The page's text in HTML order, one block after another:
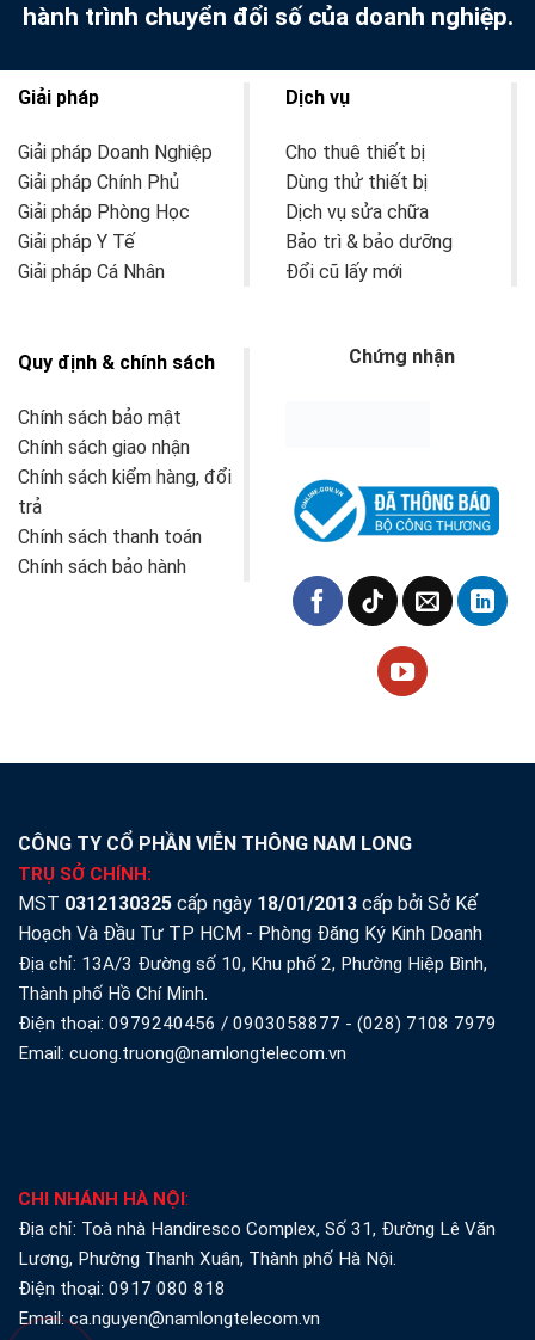
hành trình chuyển đổi số của doanh nghiệp.
Giải pháp
Giải pháp Doanh Nghiệp
Giải pháp Chính Phủ
Giải pháp Phòng Học
Giải pháp Y Tế
Giải pháp Cá Nhân
Dịch vụ
Cho thuê thiết bị
Dùng thử thiết bị
Dịch vụ sửa chữa
Bảo trì & bảo dưỡng
Đổi cũ lấy mới
Quy định & chính sách
Chính sách bảo mật
Chính sách giao nhận
Chính sách kiểm hàng, đổi
trả
Chính sách thanh toán
Chính sách bảo hành
Chứng nhận
CÔNG TY CỔ PHẦN VIỄN THÔNG NAM LONG
TRỤ SỞ CHÍNH:
MST 0312130325 cấp ngày 18/01/2013 cấp bởi Sở Kế
Hoạch Và Đầu Tư TP HCM - Phòng Đăng Ký Kinh Doanh
Địa chỉ: 13A/3 Đường số 10, Khu phố 2, Phường Hiệp Bình,
Thành phố Hồ Chí Minh.
Điện thoại: 0979240456 / 0903058877 - (028) 7108 7979
Email: cuong.truong@namlongtelecom.vn
CHI NHÁNH HÀ NỘI:
Địa chỉ: Toà nhà Handiresco Complex, Số 31, Đường Lê Văn
Lương, Phường Thanh Xuân, Thành phố Hà Nội.
Điện thoại: 0917 080 818
Email: ca.nguyen@namlongtelecom.vn